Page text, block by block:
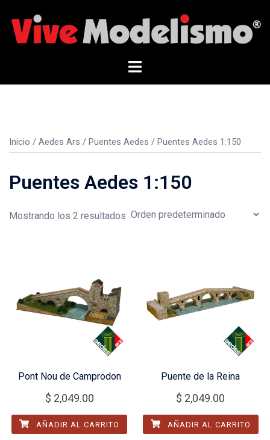
contenido
Alternar
Inicio / Aedes Ars / Puentes Aedes / Puentes Aedes 1:150
Puentes Aedes 1:150
Mostrando los 2 resultados
Pont Nou de Camprodon
$ 2,049.00
AÑADIR AL CARRITO
Puente de la Reina
$ 2,049.00
AÑADIR AL CARRITO